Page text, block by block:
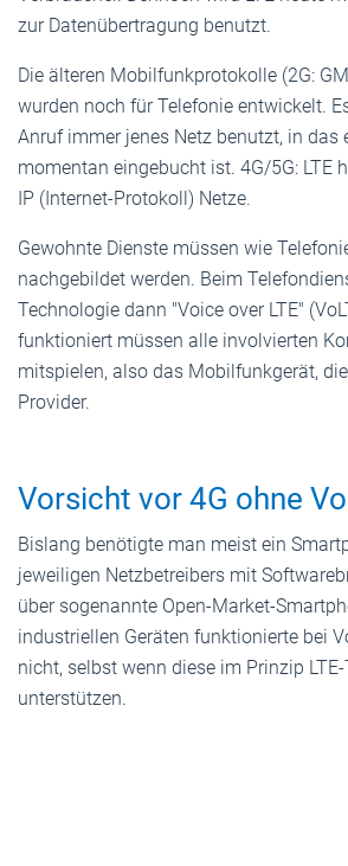
zur Datenübertragung benutzt.
Die älteren Mobilfunkprotokolle (2G:
wurden noch für Telefonie entwickelt.
Anruf immer jenes Netz benutzt, in das
momentan eingebucht ist. 4G/5G: LTE
IP (Internet-Protokoll) Netze.
Gewohnte Dienste müssen wie
nachgebildet werden. Beim
Technologie dann "Voice over LTE"
funktioniert müssen alle involvierten
mitspielen, also das Mobilfunkgerät,
Provider.
Vorsicht vor 4G ohne
Bislang benötigte man meist ein
jeweiligen Netzbetreibers mit
über sogenannte Open-Market-
industriellen Geräten funktionierte bei
nicht, selbst wenn diese im Prinzip
unterstützen.